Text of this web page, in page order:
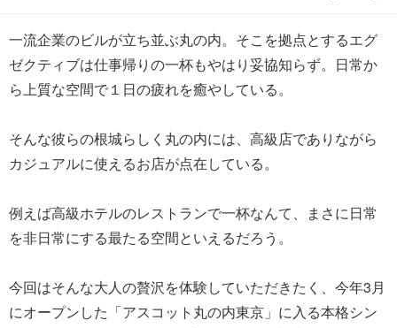
一流企業のビルが立ち並ぶ丸の内。そこを拠点とするエグ
ゼクティブは仕事帰りの一杯もやはり妥協知らず。日常か
ら上質な空間で１日の疲れを癒やしている。
そんな彼らの根城らしく丸の内には、高級店でありながら
カジュアルに使えるお店が点在している。
例えば高級ホテルのレストランで一杯なんて、まさに日常
を非日常にする最たる空間といえるだろう。
今回はそんな大人の贅沢を体験していただきたく、今年3月
にオープンした「アスコット丸の内東京」に入る本格シン